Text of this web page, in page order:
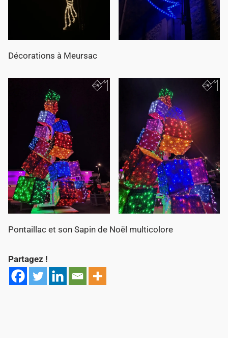
Décorations à Meursac
Pontaillac et son Sapin de Noël multicolore
Partagez !